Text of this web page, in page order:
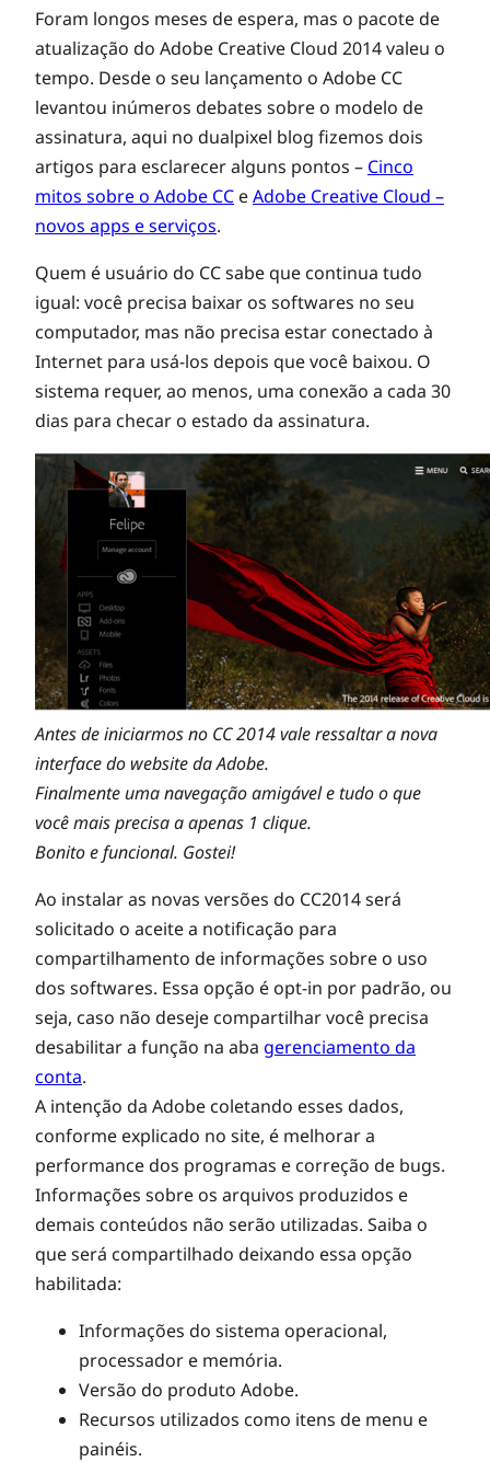
N
o
v
o
A
d
o
b
e
C
r
e
a
t
i
v
e
C
l
o
u
d
Foram longos meses de espera, mas o pacote de
atualização do Adobe Creative Cloud 2014 valeu o
tempo. Desde o seu lançamento o Adobe CC
levantou inúmeros debates sobre o modelo de
assinatura, aqui no dualpixel blog fizemos dois
artigos para esclarecer alguns pontos – Cinco
mitos sobre o Adobe CC eAdobe Creative Cloud –
novos apps e serviços.
Quem é usuário do CC sabe que continua tudo
igual: você precisa baixar os softwares no seu
computador, mas não precisa estar conectado à
Internet para usá-los depois que você baixou. O
sistema requer, ao menos, uma conexão a cada 30
dias para checar o estado da assinatura.
Antes de iniciarmos no CC 2014 vale ressaltar a nova
interface do website da Adobe.
Finalmente uma navegação amigável e tudo o que
você mais precisa a apenas 1 clique.
Bonito e funcional. Gostei!
Ao instalar as novas versões do CC2014 será
solicitado o aceite a notificação para
compartilhamento de informações sobre o uso
dos softwares. Essa opção é opt-in por padrão, ou
seja, caso não deseje compartilhar você precisa
desabilitar a função na aba gerenciamento da
conta.
A intenção da Adobe coletando esses dados,
conforme explicado no site, é melhorar a
performance dos programas e correção de bugs.
Informações sobre os arquivos produzidos e
demais conteúdos não serão utilizadas. Saiba o
que será compartilhado deixando essa opção
habilitada:
Informações do sistema operacional,
processador e memória.
Versão do produto Adobe.
Recursos utilizados como itens de menu e
painéis.